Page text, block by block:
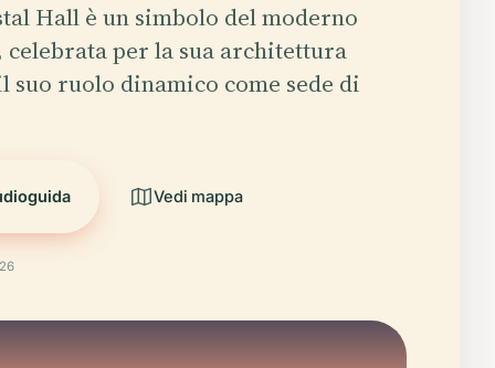
Hall è un simbolo del moderno
per la sua architettura
suo ruolo dinamico come sede di
Vedi mappa